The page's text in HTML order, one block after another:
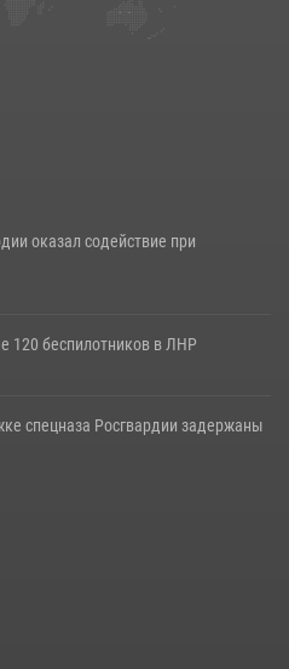
оказал содействие при
120 беспилотников в ЛНР
спецназа Росгвардии задержаны